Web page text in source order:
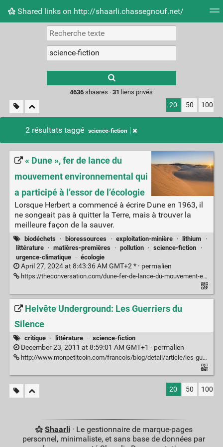
Shared links on http://shaarli.chassegnouf.net/
Nuage de tags Mur d'images
results.
4636 shaares ·31 liens privés
20 50 100
2 résultats taggé science-fiction
« Dune », fer de lance du
mouvement environnemental qui
a participé à l’essor de l’écologie
Lorsque Herbert a commencé à écrire Dune en 1963, il
ne songeait pas à quitter la Terre, mais à trouver la
meilleure façon de la sauver.
biodéchets · bioressources · exploitation-minière · lithium
·
littérature
· matières-premières · pollution · science-fiction
·
urgence-climatique
· écologie
April 27, 2024 at 8:43:36 AM GMT+2 * · permalien
https://theconversation.com/dune-fer-de-lance-du-mouvement-environnemental-qui-a-participe-a-lessor-de-lecologie-226078
Helvête Underground: Les Guerriers du
Silence
critique · littérature · science-fiction
December 23, 2011 at 8:59:01 AM GMT+1 · permalien
http://www.monpetitcoin.com/francois/blog/detail/article/les-guerriers-du-silence/
20 50 100
Shaarli· Le gestionnaire de marque-pages
personnel, minimaliste, et sans base de données par